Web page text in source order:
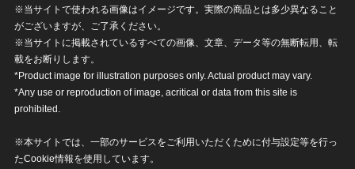
※当サイトで使われる画像はイメージです。実際の商品とは多少異なること
がございますが、ご了承ください。
※当サイトに掲載されているすべての画像、文章、データ等の無断転用、転
載をお断りします。
*Product image for illustration purposes only. Actual product may vary.
*Any use or reproduction of image, acritical or data from this site is
prohibited.
※本サイトでは、一部のサービスをご利用いただくために付与設定等を行っ
たCookie情報を使用しています。